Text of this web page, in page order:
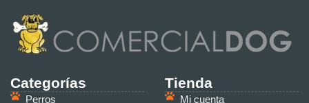
Categorías
Perros
Tienda
Mi cuenta